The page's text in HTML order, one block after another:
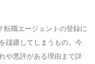
転職エージェントの登録に
躊躇してしまうもの。今
や悪評がある理由まで詳